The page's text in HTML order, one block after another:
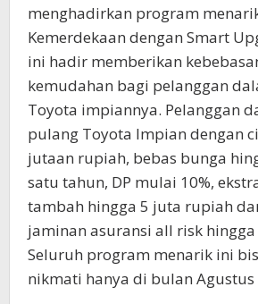
menghadirkan program
Kemerdekaan dengan Smart
ini hadir memberikan
kemudahan bagi pelanggan
Toyota impiannya. Pelanggan
pulang Toyota Impian dengan
jutaan rupiah, bebas bunga
satu tahun, DP mulai 10%,
tambah hingga 5 juta rupiah
jaminan asuransi all risk
Seluruh program menarik ini
nikmati hanya di bulan Agustus